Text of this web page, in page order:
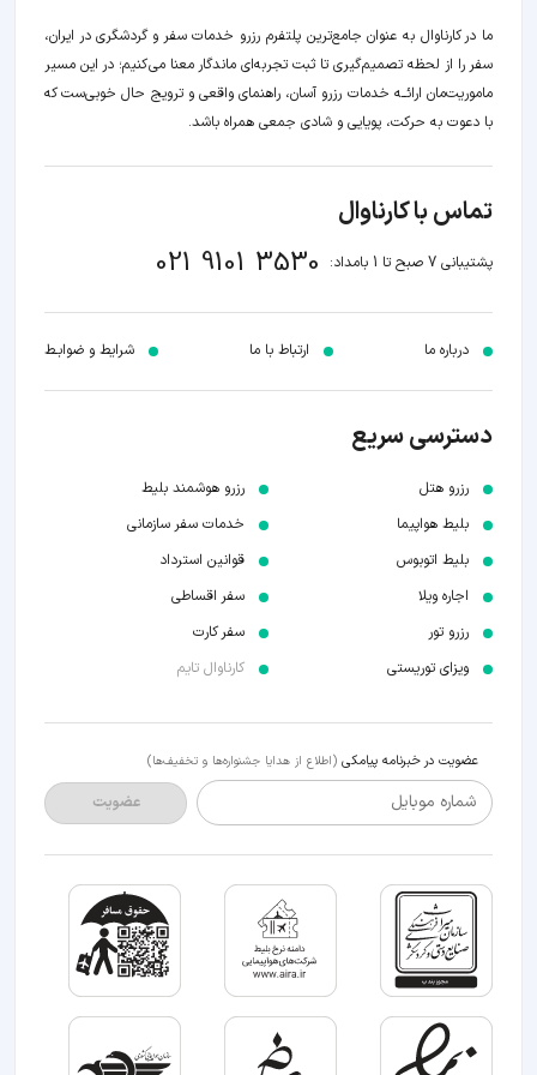
ما در کارناوال به عنوان جامع‌ترین پلتفرم رزرو خدمات سفر و گردشگری در ایران،
سفر را از لحظه‌ تصمیم‌گیری تا ثبت تجربه‌ای ماندگار معنا می‌کنیم؛ در این مسیر‍
ماموریت‌مان اراﺋــﻪ خدمات رزرو آسان، راهنمای واقعی و ترویج حال خوبی‌ست که
با دعوت به حرکت، پویایی و شادی جمعی همراه باشد.
تماس با کارناوال
پشتیبانی 7 صبح تا 1 بامداد: 021 9101 3530
درباره ما ارتباط با ما شرایط و ضوابـط
دسترسی سریع
رزرو هتل
بلیط هواپیما
بلیط اتوبوس
اجاره ویلا
رزرو تور
ویزای توریستی
رزرو هوشمند بلیط
خدمات سفر سازمانی
قوانین استرداد
سفر اقساطی
سفر کارت
کارناوال تایم
عضویت در خبرنامه پیامکی (اطلاع از هدایا جشنواره‌ها و تخفیف‌ها)
شماره موبایل عضویت